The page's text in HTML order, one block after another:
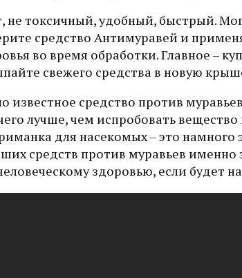
токсичный, удобный, быстрый.
средство Антимуравей и
во время обработки. Главное –
свежего средства в новую
известное средство против
лучше, чем испробовать вещество
для насекомых – это намного
средств против муравьев
здоровью, если будет